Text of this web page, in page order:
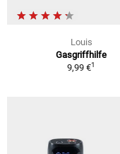
Louis
Gasgriffhilfe
9,99 €1